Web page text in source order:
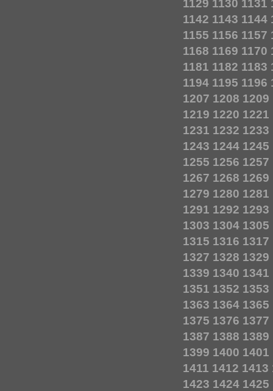
1129 1130 1131
1142 1143 1144
1155 1156 1157
1168 1169 1170
1181 1182 1183
1194 1195 1196
1207 1208 1209
1219 1220 1221
1231 1232 1233
1243 1244 1245
1255 1256 1257
1267 1268 1269
1279 1280 1281
1291 1292 1293
1303 1304 1305
1315 1316 1317
1327 1328 1329
1339 1340 1341
1351 1352 1353
1363 1364 1365
1375 1376 1377
1387 1388 1389
1399 1400 1401
1411 1412 1413
1423 1424 1425